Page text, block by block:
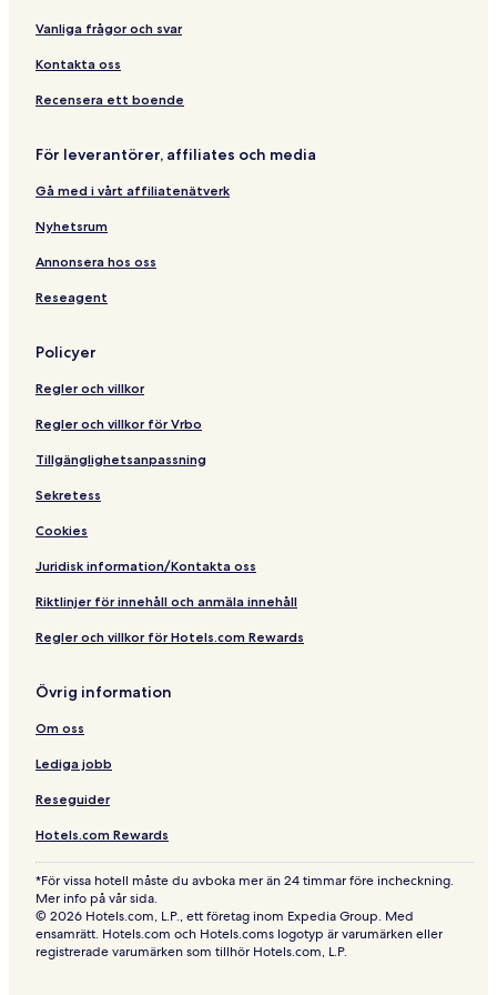
n
g
y
I
H
e
n
-
r
a
e
e
n
t
a
e
B
r
e
k
s
P
A
Vanliga frågor och svar
Kontakta oss
Recensera ett boende
För leverantörer, affiliates och media
Gå med i vårt affiliatenätverk
Nyhetsrum
Annonsera hos oss
Reseagent
Policyer
Regler och villkor
Regler och villkor för Vrbo
Tillgänglighetsanpassning
Sekretess
Cookies
Juridisk information/Kontakta oss
Riktlinjer för innehåll och anmäla innehåll
Regler och villkor för Hotels.com Rewards
Övrig information
Om oss
Lediga jobb
Reseguider
Hotels.com Rewards
*För vissa hotell måste du avboka mer än 24 timmar före incheckning.
Mer info på vår sida.
© 2026 Hotels.com, L.P., ett företag inom Expedia Group. Med
ensamrätt. Hotels.com och Hotels.coms logotyp är varumärken eller
registrerade varumärken som tillhör Hotels.com, L.P.